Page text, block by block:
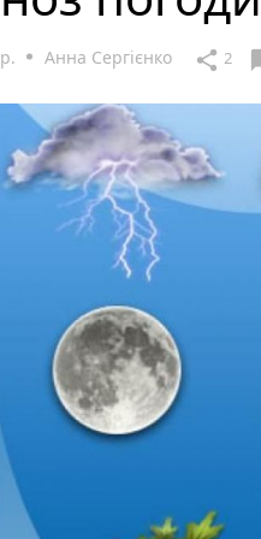
Анна Сергієнко share 2